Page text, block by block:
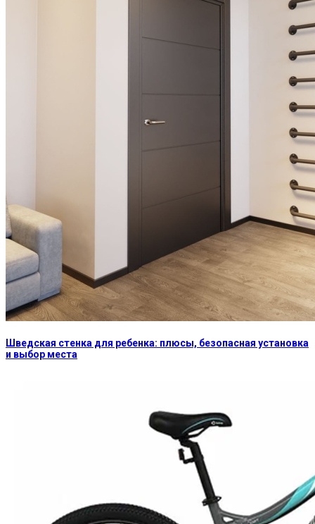
Шведская стенка для ребенка: плюсы, безопасная установка
и выбор места